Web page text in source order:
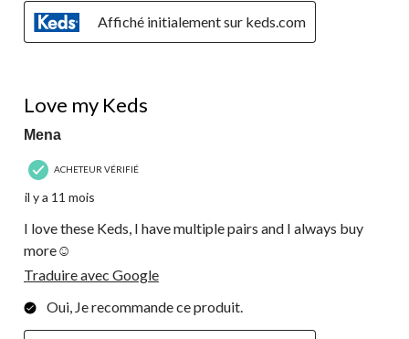
Affiché initialement sur keds.com
Love my Keds
Mena
ACHETEUR VÉRIFIÉ
il y a 11 mois
I love these Keds, I have multiple pairs and I always buy
more☺️
Traduire avec Google
Oui, Je recommande ce produit.